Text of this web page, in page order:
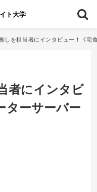
ト大学
しを担当者にインタビュー！《宅
者にインタビ
ターサーバー